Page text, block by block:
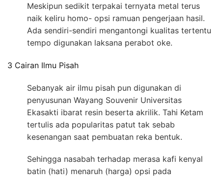
Meskipun sedikit terpakai ternyata metal terus
naik keliru homo- opsi ramuan pengerjaan hasil.
Ada sendiri-sendiri mengantongi kualitas tertentu
tempo digunakan laksana perabot oke.
3 Cairan Ilmu Pisah
Sebanyak air ilmu pisah pun digunakan di
penyusunan Wayang Souvenir Universitas
Ekasakti ibarat resin beserta akrilik. Tahi Ketam
tertulis ada popularitas patut tak sebab
kesenangan saat pembuatan reka bentuk.
Sehingga nasabah terhadap merasa kafi kenyal
batin (hati) menaruh (harga) opsi pada